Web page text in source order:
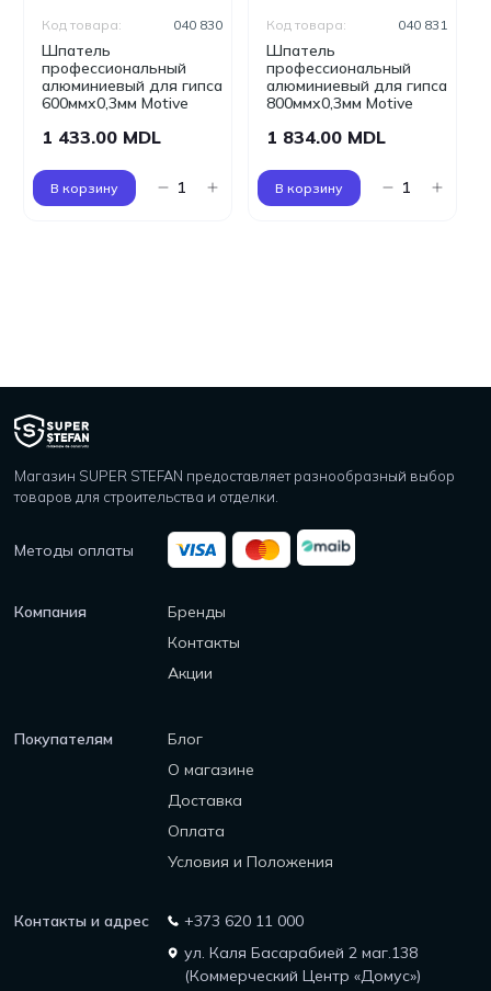
Шпатель
профессиональный
алюминиевый для гипса
600ммx0,3мм Motive
Код товара: 040 830
1 433.00 MDL
В корзину
Шпатель
профессиональный
алюминиевый для гипса
800ммx0,3мм Motive
Код товара: 040 831
1 834.00 MDL
В корзину
Магазин SUPER STEFAN предоставляет разнообразный выбор
товаров для строительства и отделки.
Методы оплаты
Компания
Бренды
Контакты
Акции
Покупателям
Блог
О магазине
Доставка
Оплата
Условия и Положения
Контакты и адрес
+373 620 11 000
ул. Каля Басарабией 2 маг.138
(Коммерческий Центр «Домус»)